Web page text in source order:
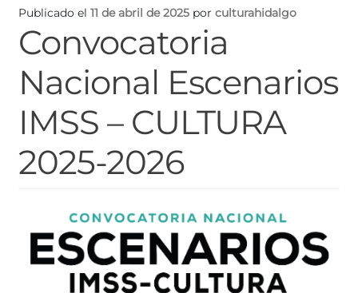
Publicado el 11 de abril de 2025 por culturahidalgo
Convocatoria
Nacional Escenarios
IMSS – CULTURA
2025-2026